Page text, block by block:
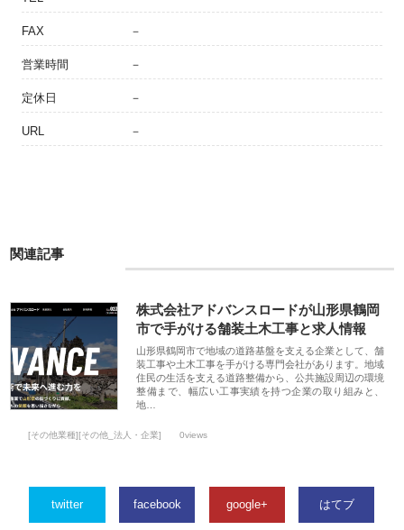
FAX －
営業時間 －
定休日 －
URL －
関連記事
株式会社アドバンスロードが山形県鶴岡
市で手がける舗装土木工事と求人情報
山形県鶴岡市で地域の道路基盤を支える企業として、舗
装工事や土木工事を手がける専門会社があります。地域
住民の生活を支える道路整備から、公共施設周辺の環境
整備まで、幅広い工事実績を持つ企業の取り組みと、
地…
[その他業種][その他_法人・企業] 0views
twitter facebook google+ はてブ